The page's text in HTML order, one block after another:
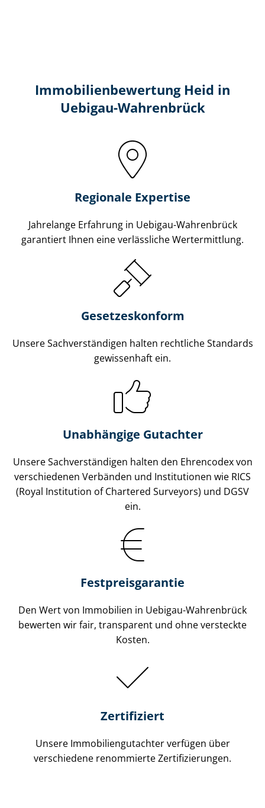
Immobilien­bewertung Heid in
Uebigau-Wahrenbrück
Regionale Expertise
Jahrelange Erfahrung in Uebigau-Wahrenbrück
garantiert Ihnen eine verlässliche Wertermittlung.
Gesetzes­konform
Unsere Sach­ver­stän­di­gen halten rechtliche Standards
gewissenhaft ein.
Unabhängige Gutachter
Unsere Sach­ver­stän­di­gen halten den Ehrencodex von
verschiedenen Verbänden und Institutionen wie RICS
(Royal Institution of Chartered Surveyors) und DGSV
ein.
Festpreis​garantie
Den Wert von Immobilien in Uebigau-Wahrenbrück
bewerten wir fair, transparent und ohne versteckte
Kosten.
Zertifiziert
Unsere Immobilien­gutachter verfügen über
verschiedene renommierte Zer­ti­fi­zie­run­gen.